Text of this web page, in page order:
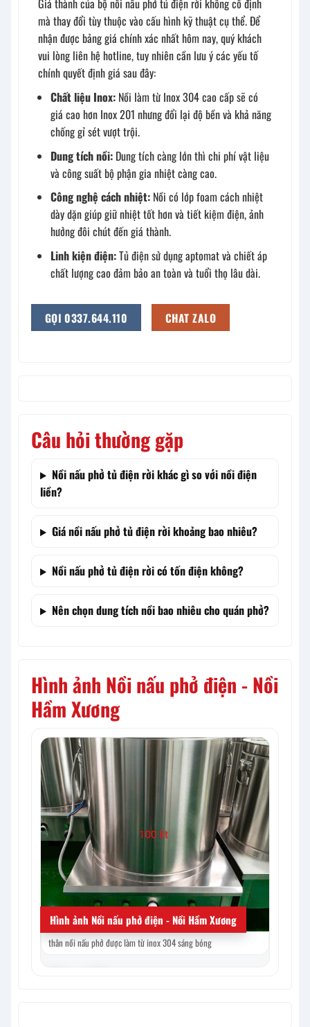
Giá thành của bộ nồi nấu phở tủ điện rời không cố định
mà thay đổi tùy thuộc vào cấu hình kỹ thuật cụ thể. Để
nhận được bảng giá chính xác nhất hôm nay, quý khách
vui lòng liên hệ hotline, tuy nhiên cần lưu ý các yếu tố
chính quyết định giá sau đây:
Chất liệu Inox: Nồi làm từ Inox 304 cao cấp sẽ có
giá cao hơn Inox 201 nhưng đổi lại độ bền và khả năng
chống gỉ sét vượt trội.
Dung tích nồi: Dung tích càng lớn thì chi phí vật liệu
và công suất bộ phận gia nhiệt càng cao.
Công nghệ cách nhiệt: Nồi có lớp foam cách nhiệt
dày dặn giúp giữ nhiệt tốt hơn và tiết kiệm điện, ảnh
hưởng đôi chút đến giá thành.
Linh kiện điện:Tủ điện sử dụng aptomat và chiết áp
chất lượng cao đảm bảo an toàn và tuổi thọ lâu dài.
GỌI 0337.644.110 CHAT ZALO
Câu hỏi thường gặp
Nồi nấu phở tủ điện rời khác gì so với nồi điện
liền?
Giá nồi nấu phở tủ điện rời khoảng bao nhiêu?
Nồi nấu phở tủ điện rời có tốn điện không?
Nên chọn dung tích nồi bao nhiêu cho quán phở?
Hình ảnh Nồi nấu phở điện - Nồi
Hầm Xương
thân nồi nấu phở được làm từ inox 304 sáng bóng
Hình ảnh Nồi nấu phở điện - Nồi Hầm Xương